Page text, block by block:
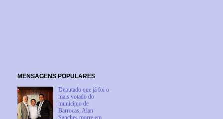
MENSAGENS POPULARES
Deputado que já foi o
mais votado do
município de
Barrocas, Alan
Sanches morre em